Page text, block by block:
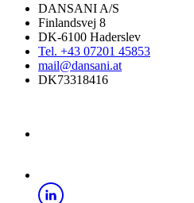
DANSANI A/S
Finlandsvej 8
DK-6100 Haderslev
Tel. +43 07201 45853
mail@dansani.at
DK73318416